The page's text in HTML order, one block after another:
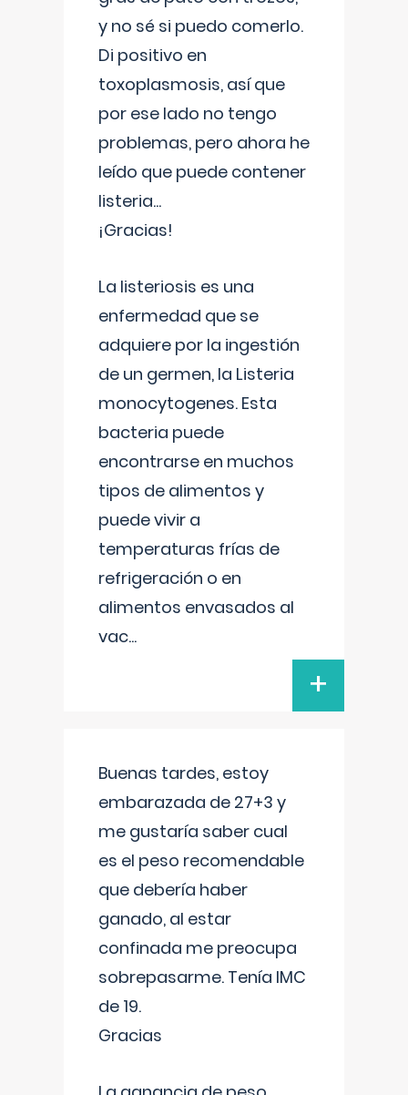
y no sé si puedo comerlo.
Di positivo en
toxoplasmosis, así que
por ese lado no tengo
problemas, pero ahora he
leído que puede contener
listeria...
¡Gracias!
La listeriosis es una
enfermedad que se
adquiere por la ingestión
de un germen, la Listeria
monocytogenes. Esta
bacteria puede
encontrarse en muchos
tipos de alimentos y
puede vivir a
temperaturas frías de
refrigeración o en
alimentos envasados al
vac...
+
Buenas tardes, estoy
embarazada de 27+3 y
me gustaría saber cual
es el peso recomendable
que debería haber
ganado, al estar
confinada me preocupa
sobrepasarme. Tenía IMC
de 19.
Gracias